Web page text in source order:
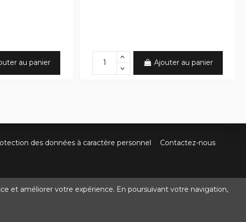
au panier Ajouter au panier
des données à caractère personnel
Contactez-nous
et améliorer votre expérience. En poursuivant votre navigation,